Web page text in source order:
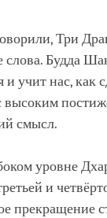
Три
слова. Будда
и учит нас, как
высоким
смысл.
уровне
и
прекращение